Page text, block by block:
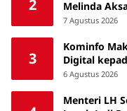
2
Melinda
Sampah dari
7 Agustus 2026
3
Kominfo
Digital
Course
6 Agustus 2026
Menteri LH